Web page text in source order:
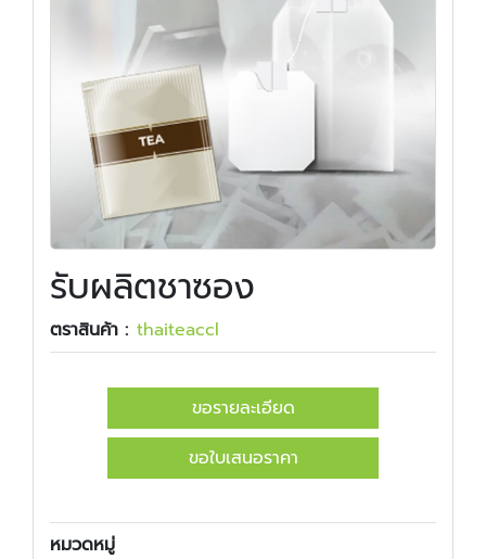
รับผลิตชาซอง
ตราสินค้า : ​​thaiteaccl
ขอรายละเอียด
ขอใบเสนอราคา
หมวดหมู่